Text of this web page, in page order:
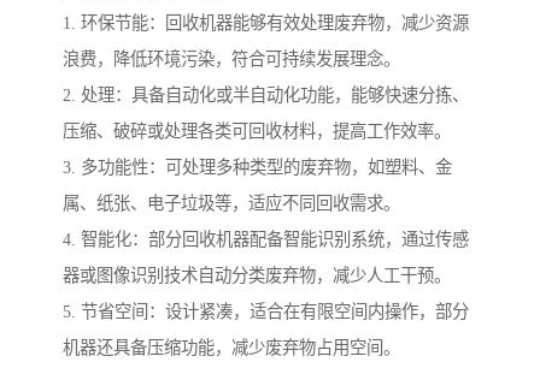
1. 环保节能：回收机器能够有效处理废弃物，减少资源
浪费，降低环境污染，符合可持续发展理念。
2. 处理：具备自动化或半自动化功能，能够快速分拣、
压缩、破碎或处理各类可回收材料，提高工作效率。
3. 多功能性：可处理多种类型的废弃物，如塑料、金
属、纸张、电子垃圾等，适应不同回收需求。
4. 智能化：部分回收机器配备智能识别系统，通过传感
器或图像识别技术自动分类废弃物，减少人工干预。
5. 节省空间：设计紧凑，适合在有限空间内操作，部分
机器还具备压缩功能，减少废弃物占用空间。